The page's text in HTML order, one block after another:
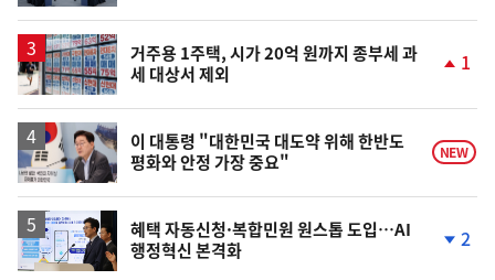
일
거주용 1주택, 시가 20억 원까지 종부세 과
세 대상서 제외
상
승
1
이 대통령 "대한민국 대도약 위해 한반도
평화와 안정 가장 중요"
NEW
혜택 자동신청·복합민원 원스톱 도입…AI
행정혁신 본격화
2